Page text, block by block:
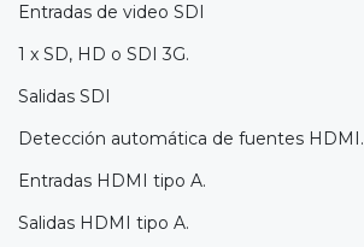
Entradas de video SDI
1 x SD, HD o SDI 3G.
Salidas SDI
Detección automática de fuentes HDMI.
Entradas HDMI tipo A.
Salidas HDMI tipo A.